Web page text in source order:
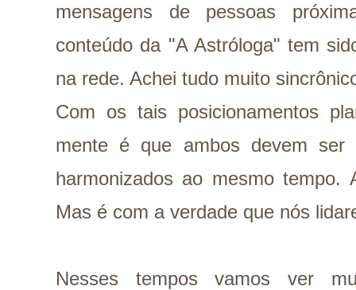
mensagens de pessoas
conteúdo da "A Astróloga" tem
na rede. Achei tudo muito
Com os tais posicionamentos
mente é que ambos devem ser
harmonizados ao mesmo tempo.
Mas é com a verdade que nós
Nesses tempos vamos ver